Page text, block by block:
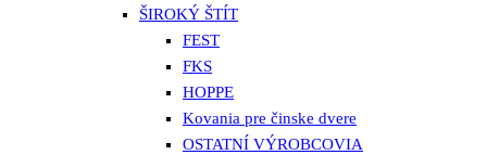
ŠIROKÝ ŠTÍT
FEST
FKS
HOPPE
Kovania pre činske dvere
OSTATNÍ VÝROBCOVIA